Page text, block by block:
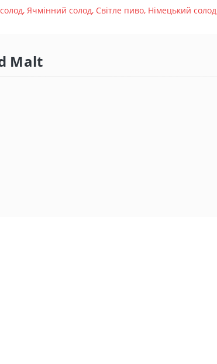
, Ячмінний солод, Світле пиво, Німецький солод
Malt